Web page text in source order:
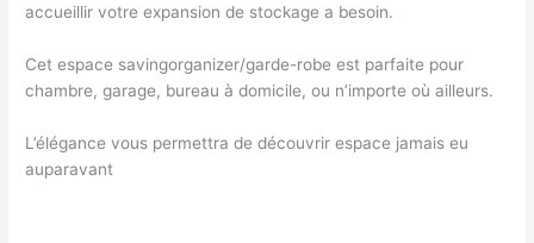
accueillir votre expansion de stockage a besoin.
Cet espace savingorganizer/garde-robe est parfaite pour
chambre, garage, bureau à domicile, ou n’importe où ailleurs.
L’élégance vous permettra de découvrir espace jamais eu
auparavant